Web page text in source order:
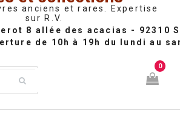
anciens et rares. Expertise
sur R.V.
0